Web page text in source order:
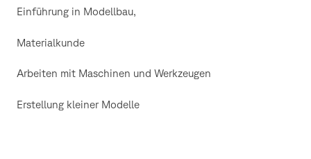
Einführung in Modellbau,
Materialkunde
Arbeiten mit Maschinen und Werkzeugen
Erstellung kleiner Modelle